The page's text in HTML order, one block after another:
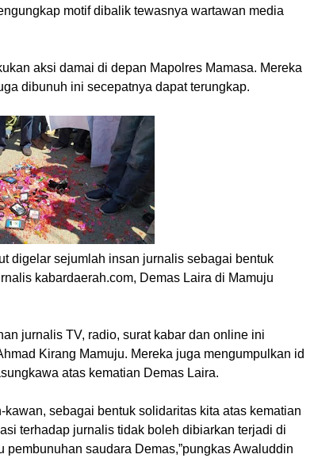
motif dibalik tewasnya wartawan media
aksi damai di depan Mapolres Mamasa. Mereka
dibunuh ini secepatnya dapat terungkap.
digelar sejumlah insan jurnalis sebagai bentuk
kabardaerah.com, Demas Laira di Mamuju
jurnalis TV, radio, surat kabar dan online ini
Kirang Mamuju. Mereka juga mengumpulkan id
atas kematian Demas Laira.
sebagai bentuk solidaritas kita atas kematian
terhadap jurnalis tidak boleh dibiarkan terjadi di
saudara Demas,”pungkas Awaluddin